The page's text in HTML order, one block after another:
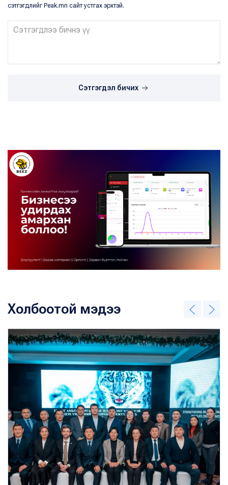
сэтгэгдлийг Peak.mn сайт устгах эрхтэй.
Сэтгэгдэл бичих
Холбоотой мэдээ